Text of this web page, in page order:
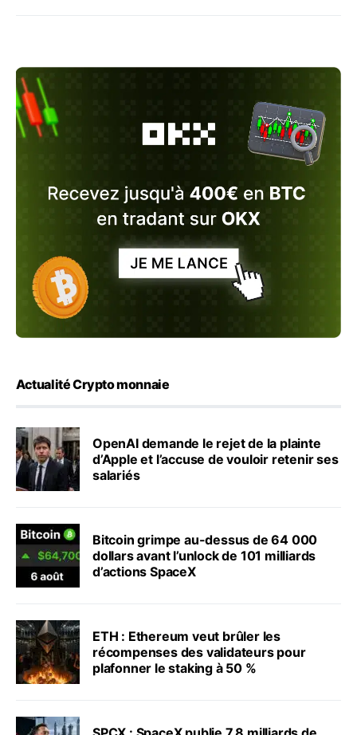
Actualité Crypto monnaie
OpenAI demande le rejet de la plainte
d’Apple et l’accuse de vouloir retenir ses
salariés
Bitcoin grimpe au-dessus de 64 000
dollars avant l’unlock de 101 milliards
d’actions SpaceX
ETH : Ethereum veut brûler les
récompenses des validateurs pour
plafonner le staking à 50 %